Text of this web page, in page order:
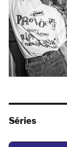
Séries